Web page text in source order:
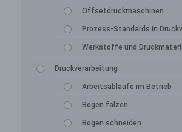
Offsetdruckmaschinen
Prozess-Standards in
Werkstoffe und
Druckverarbeitung
Arbeitsabläufe im Betrieb
Bogen falzen
Bogen schneiden